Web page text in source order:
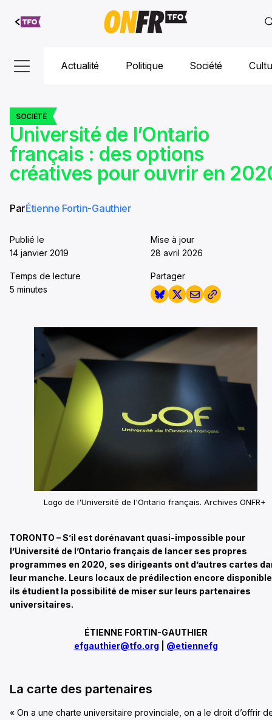
Aller au
contenu
Actualité Politique Société
SOCIÉTÉ
Université de l’Ontario
français : des options
créatives pour ouvrir en
ParÉtienne Fortin-Gauthier
Publié le
14 janvier 2019
Mise à jour
28 avril 2026
Temps de lecture
5 minutes
Partager
Logo de l'Université de l'Ontario français. Archives ONFR+
TORONTO – S’il est dorénavant quasi-impossible pour
l’Université de l’Ontario français de lancer ses propres
programmes en 2020, ses dirigeants ont d’autres cartes
leur manche. Leurs locaux de prédilection encore
ils étudient la possibilité de miser sur leurs partenaires
universitaires.
ÉTIENNE FORTIN-GAUTHIER
efgauthier@tfo.org
@etiennefg
La carte des partenaires
« On a une charte universitaire provinciale, on a le droit d’offrir